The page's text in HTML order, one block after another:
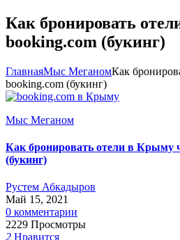
Как бронировать
booking.com (букинг)
ГлавнаяМыс МеганомКак
booking.com (букинг)
Мыс Меганом
Как бронировать отели в Крыму
(букинг)
Рустем Абкадыров
Май 15, 2021
0 комментарии
2229 Просмотры
2 Нравится